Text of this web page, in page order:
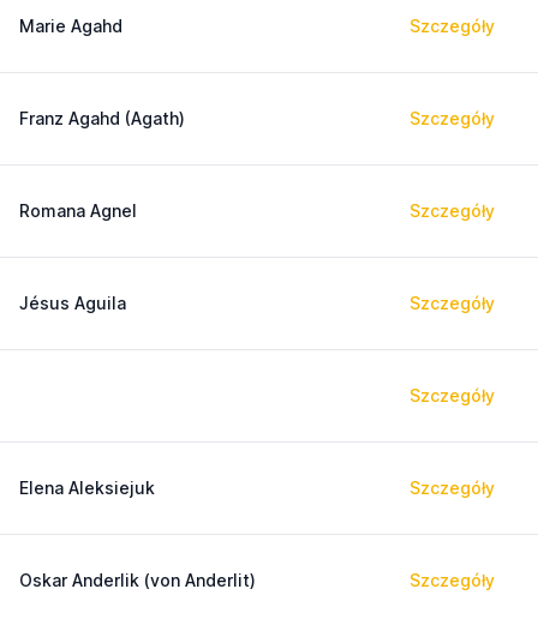
Marie Agahd Szczegóły
Franz Agahd (Agath) Szczegóły
Romana Agnel Szczegóły
Jésus Aguila Szczegóły
Szczegóły
Elena Aleksiejuk Szczegóły
Oskar Anderlik (von Anderlit) Szczegóły